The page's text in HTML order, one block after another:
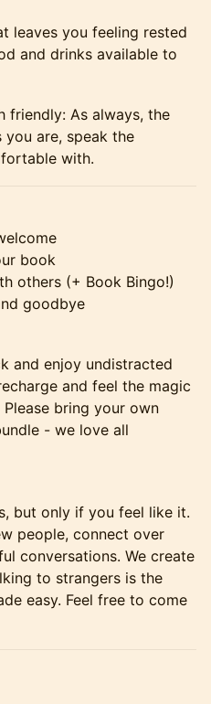
leaves you feeling rested
and drinks available to
As always, the
you are, speak the
with.
book
others (+ Book Bingo!)
goodbye
and enjoy undistracted
and feel the magic
bring your own
- we love all
but only if you feel like it.
people, connect over
conversations. We create
to strangers is the
easy. Feel free to come